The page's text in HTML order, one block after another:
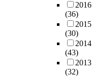
2016
(36)
2015
(30)
2014
(43)
2013
(32)